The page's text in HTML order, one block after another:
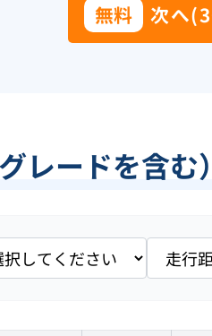
無料 次へ
レードを含